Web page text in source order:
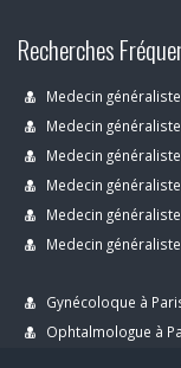
Recherches
Medecin
Medecin
Medecin
Medecin
Medecin
Medecin
Gynécoloque à
Ophtalmologue à